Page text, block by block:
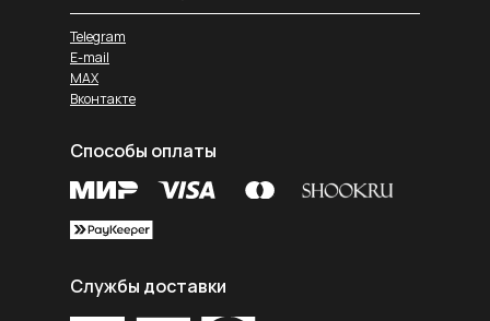
Telegram
E-mail
MAX
Вконтакте
Службы доставки
Способы оплаты